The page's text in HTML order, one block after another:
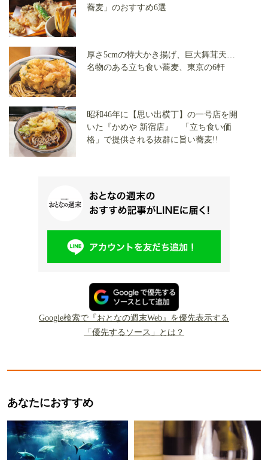
蕎麦」のおすすめ6選
厚さ5cmの特大かき揚げ、巨大舞茸天…
名物のある立ち食い蕎麦、東京の6軒
昭和46年に【思い出横丁】の一号店を開
いた『かめや 新宿店』 「立ち食い価
格」で提供される抜群に旨い蕎麦!!
Google検索で『おとなの週末Web』を優先表示する
「優先するソース」とは？
あなたにおすすめ